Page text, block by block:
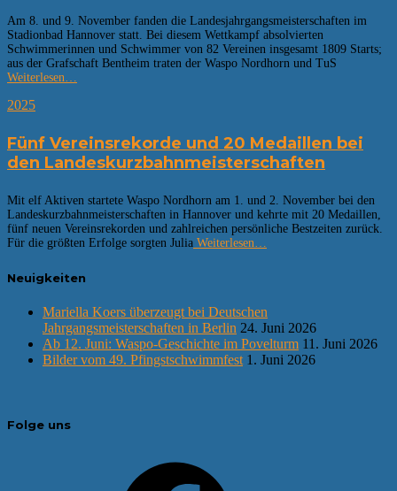
Am 8. und 9. November fanden die Landesjahrgangsmeisterschaften im
Stadionbad Hannover statt. Bei diesem Wettkampf absolvierten
Schwimmerinnen und Schwimmer von 82 Vereinen insgesamt 1809 Starts;
aus der Grafschaft Bentheim traten der Waspo Nordhorn und TuS
Weiterlesen…
2025
Fünf Vereinsrekorde und 20 Medaillen bei
den Landeskurzbahnmeisterschaften
Mit elf Aktiven startete Waspo Nordhorn am 1. und 2. November bei den
Landeskurzbahnmeisterschaften in Hannover und kehrte mit 20 Medaillen,
fünf neuen Vereinsrekorden und zahlreichen persönliche Bestzeiten zurück.
Für die größten Erfolge sorgten Julia Weiterlesen…
Neuigkeiten
Mariella Koers überzeugt bei Deutschen
Jahrgangsmeisterschaften in Berlin 24. Juni 2026
Ab 12. Juni: Waspo-Geschichte im Povelturm 11. Juni 2026
Bilder vom 49. Pfingstschwimmfest 1. Juni 2026
Folge uns